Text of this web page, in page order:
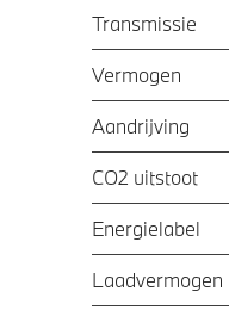
Transmissie
Vermogen
Aandrijving
CO2 uitstoot
Energielabel
Laadvermogen